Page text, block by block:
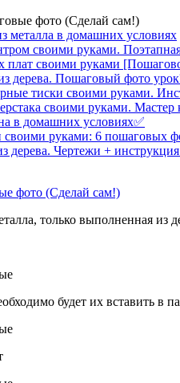
фото (Сделай сам!)
металла в домашних условиях
своими руками.
плат своими руками
дерева. Пошаговый фото
тиски своими руками.
своими руками. Мастер
в домашних условиях✅
своими руками: 6 пошаговых
дерева. Чертежи +
только выполненная из
будет их вставить в